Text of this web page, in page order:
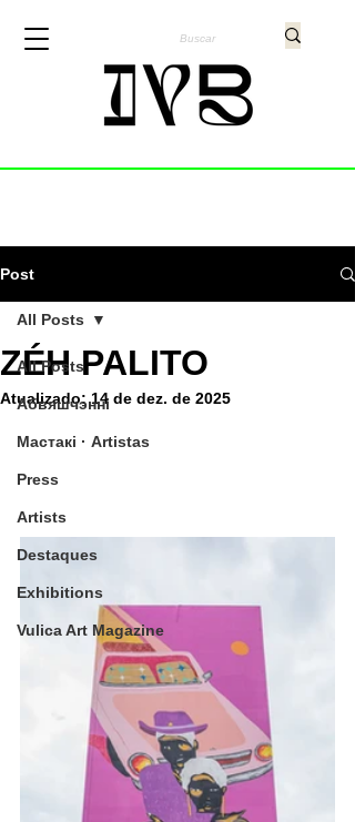
Post
All Posts
Абвяшчэнні
Мастакі · Artistas
Press
Artists
Destaques
Exhibitions
Vulica Art Magazine
All Posts
ZÉH PALITO
Atualizado:14 de dez. de 2025